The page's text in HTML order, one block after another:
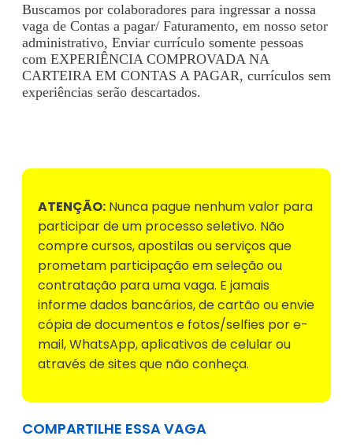
Buscamos por colaboradores para ingressar a nossa
vaga de Contas a pagar/ Faturamento, em nosso setor
administrativo, Enviar currículo somente pessoas
com EXPERIÊNCIA COMPROVADA NA
CARTEIRA EM CONTAS A PAGAR, currículos sem
experiências serão descartados.
ATENÇÃO: Nunca pague nenhum valor para
participar de um processo seletivo. Não
compre cursos, apostilas ou serviços que
prometam participação em seleção ou
contratação para uma vaga. E jamais
informe dados bancários, de cartão ou envie
cópia de documentos e fotos/selfies por e-
mail, WhatsApp, aplicativos de celular ou
através de sites que não conheça.
COMPARTILHE ESSA VAGA